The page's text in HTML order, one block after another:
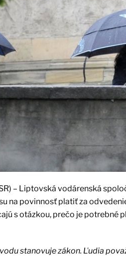
– Liptovská vodárenská
na povinnosť platiť za
s otázkou, prečo je potrebné
stanovuje zákon. Ľudia